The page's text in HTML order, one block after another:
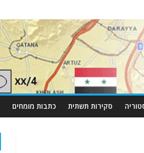
סקירות תשתית כתבות מומחים